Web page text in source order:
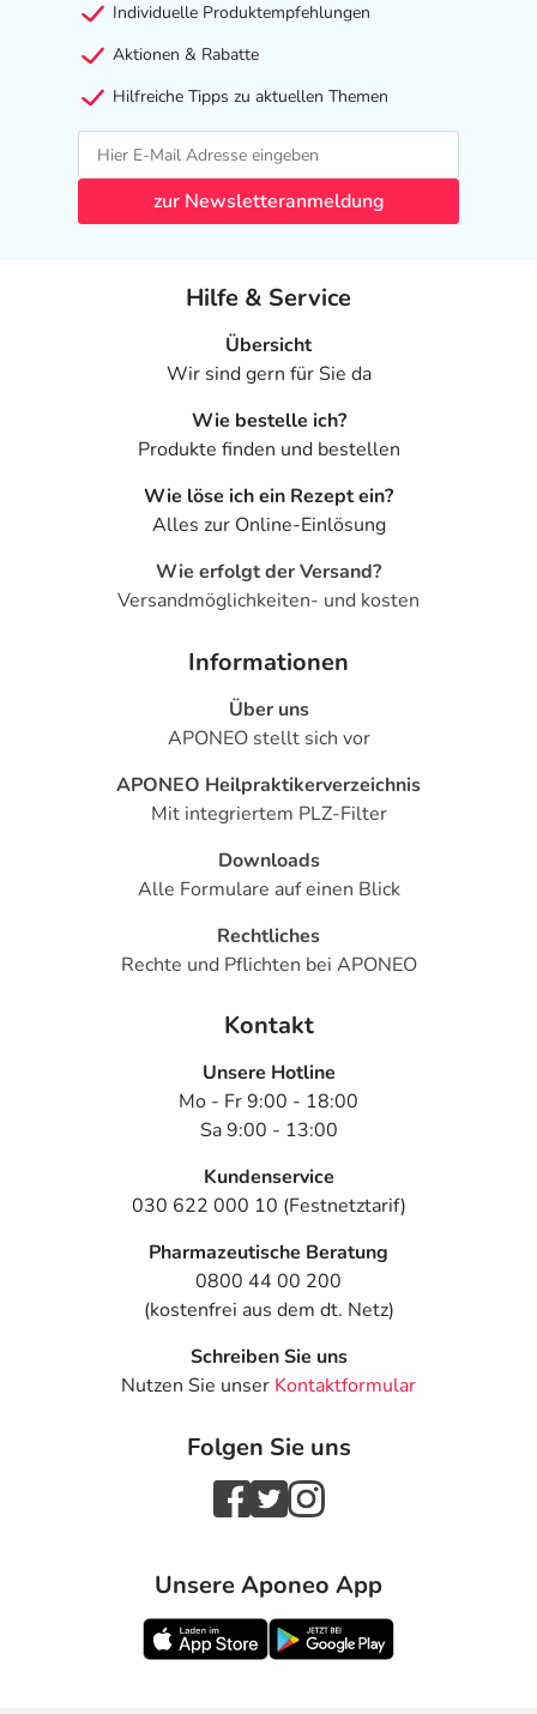
Individuelle Produktempfehlungen
Aktionen & Rabatte
Hilfreiche Tipps zu aktuellen Themen
zur Newsletteranmeldung
Hilfe & Service
Übersicht
Wir sind gern für Sie da
Wie bestelle ich?
Produkte finden und bestellen
Wie löse ich ein Rezept ein?
Alles zur Online-Einlösung
Wie erfolgt der Versand?
Versandmöglichkeiten- und kosten
Informationen
Über uns
APONEO stellt sich vor
APONEO Heilpraktikerverzeichnis
Mit integriertem PLZ-Filter
Downloads
Alle Formulare auf einen Blick
Rechtliches
Rechte und Pflichten bei APONEO
Kontakt
Unsere Hotline
Mo - Fr 9:00 - 18:00
Sa 9:00 - 13:00
Kundenservice
030 622 000 10 (Festnetztarif)
Pharmazeutische Beratung
0800 44 00 200
(kostenfrei aus dem dt. Netz)
Schreiben Sie uns
Nutzen Sie unser Kontaktformular
Folgen Sie uns
Unsere Aponeo App